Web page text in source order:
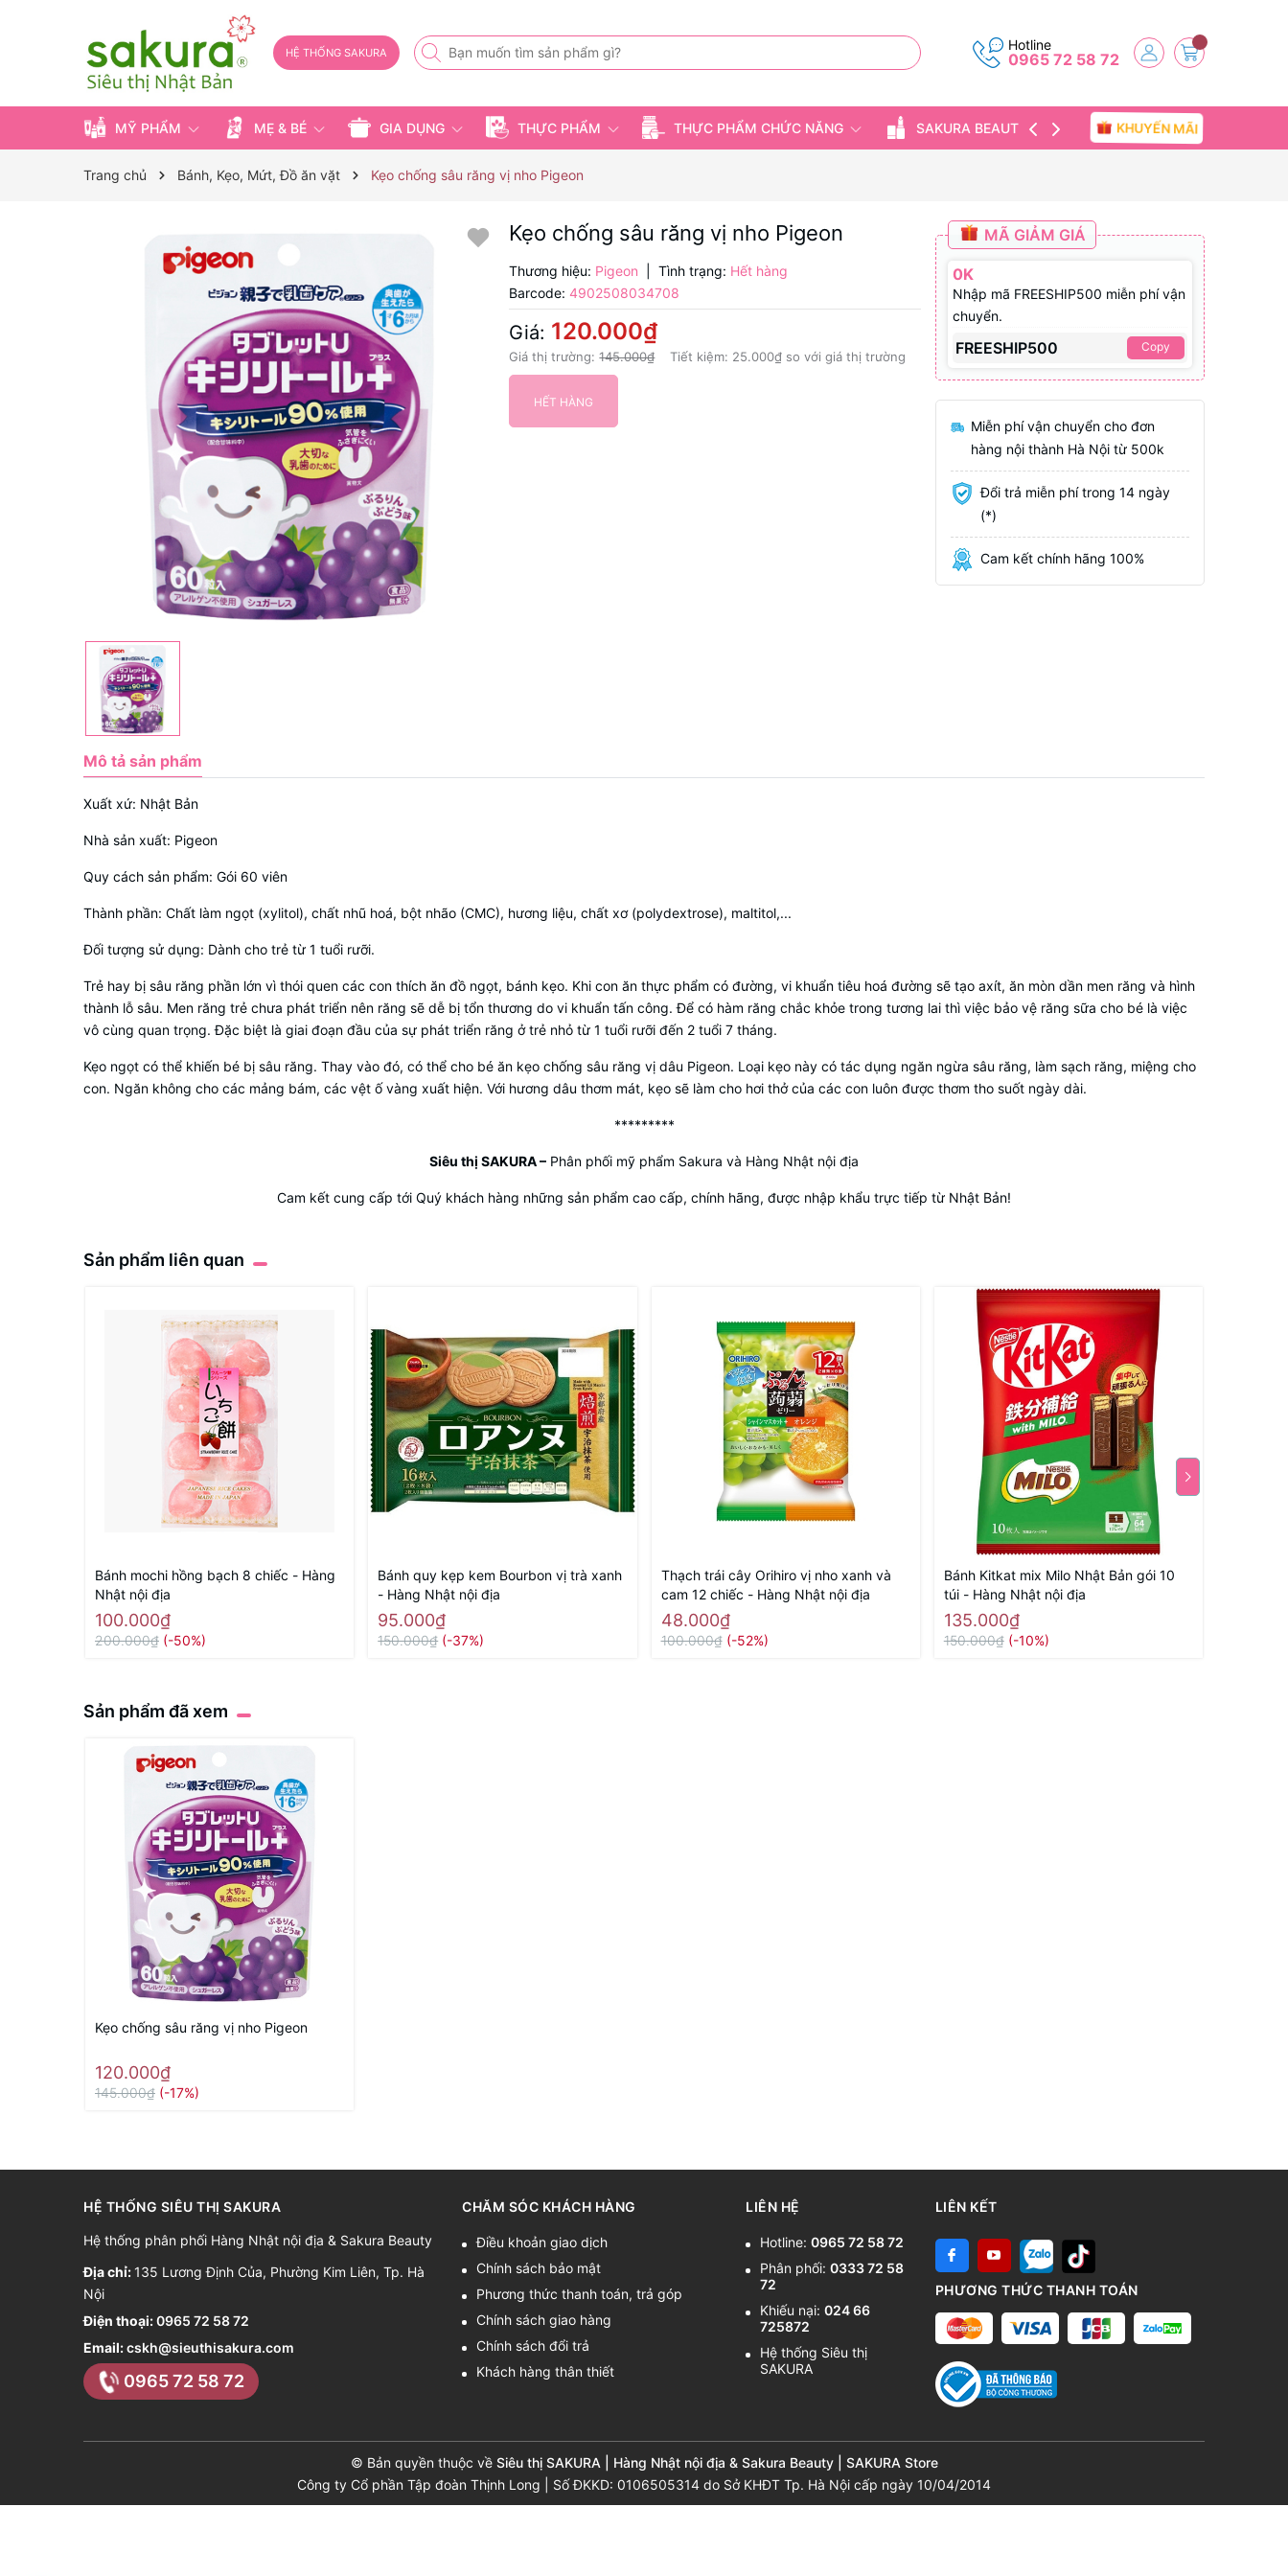
HỆ THỐNG SAKURA Hotline
0965 72 58 72
MỸ PHẨM MẸ & BÉ GIA DỤNG THỰC PHẨM THỰC PHẨM CHỨC NĂNG SAKURA BEAUTY TIN TỨC
KHUYẾN MÃI
Trang chủ Bánh, Kẹo, Mứt, Đồ ăn vặt Kẹo chống sâu răng vị nho Pigeon
Kẹo chống sâu răng vị nho Pigeon
Thương hiệu: Pigeon Tình trạng: Hết hàng
Barcode: 4902508034708
Giá: 120.000₫
Giá thị trường:145.000₫ Tiết kiệm: 25.000₫ so với giá thị trường
HẾT HÀNG
MÃ GIẢM GIÁ
0K
Nhập mã FREESHIP500 miễn phí vận
chuyển.
FREESHIP500 Copy
Miễn phí vận chuyển cho đơn
hàng nội thành Hà Nội từ 500k
Đổi trả miễn phí trong 14 ngày
(*)
Cam kết chính hãng 100%
Mô tả sản phẩm
Xuất xứ: Nhật Bản
Nhà sản xuất: Pigeon
Quy cách sản phẩm: Gói 60 viên
Thành phần: Chất làm ngọt (xylitol), chất nhũ hoá, bột nhão (CMC), hương liệu, chất xơ (polydextrose), maltitol,...
Đối tượng sử dụng: Dành cho trẻ từ 1 tuổi rưỡi.
Trẻ hay bị sâu răng phần lớn vì thói quen các con thích ăn đồ ngọt, bánh kẹo. Khi con ăn thực phẩm có đường, vi khuẩn tiêu hoá đường sẽ tạo axít, ăn mòn dần men răng và hình
thành lỗ sâu. Men răng trẻ chưa phát triển nên răng sẽ dễ bị tổn thương do vi khuẩn tấn công. Để có hàm răng chắc khỏe trong tương lai thì việc bảo vệ răng sữa cho bé là việc
vô cùng quan trọng. Đặc biệt là giai đoạn đầu của sự phát triển răng ở trẻ nhỏ từ 1 tuổi rưỡi đến 2 tuổi 7 tháng.
Kẹo ngọt có thể khiến bé bị sâu răng. Thay vào đó, có thể cho bé ăn kẹo chống sâu răng vị dâu Pigeon. Loại kẹo này có tác dụng ngăn ngừa sâu răng, làm sạch răng, miệng cho
con. Ngăn không cho các mảng bám, các vệt ố vàng xuất hiện. Với hương dâu thơm mát, kẹo sẽ làm cho hơi thở của các con luôn được thơm tho suốt ngày dài.
*********
Siêu thị SAKURA– Phân phối mỹ phẩm Sakura và Hàng Nhật nội địa
Cam kết cung cấp tới Quý khách hàng những sản phẩm cao cấp, chính hãng, được nhập khẩu trực tiếp từ Nhật Bản!
Sản phẩm liên quan
Bánh mochi hồng bạch 8 chiếc - Hàng
Nhật nội địa
100.000₫
200.000₫ (-50%)
Bánh quy kẹp kem Bourbon vị trà xanh
- Hàng Nhật nội địa
95.000₫
150.000₫ (-37%)
Thạch trái cây Orihiro vị nho xanh và
cam 12 chiếc - Hàng Nhật nội địa
48.000₫
100.000₫ (-52%)
Bánh Kitkat mix Milo Nhật Bản gói 10
túi - Hàng Nhật nội địa
135.000₫
150.000₫ (-10%)
Sản phẩm đã xem
Kẹo chống sâu răng vị nho Pigeon
120.000₫
145.000₫ (-17%)
HỆ THỐNG SIÊU THỊ SAKURA
Hệ thống phân phối Hàng Nhật nội địa & Sakura Beauty
Địa chỉ: 135 Lương Định Của, Phường Kim Liên, Tp. Hà
Nội
Điện thoại:0965 72 58 72
Email:cskh@sieuthisakura.com
0965 72 58 72
CHĂM SÓC KHÁCH HÀNG
Điều khoản giao dịch
Chính sách bảo mật
Phương thức thanh toán, trả góp
Chính sách giao hàng
Chính sách đổi trả
Khách hàng thân thiết
LIÊN HỆ
Hotline:0965 72 58 72
Phân phối:0333 72 58
72
Khiếu nại:024 66
725872
Hệ thống Siêu thị
SAKURA
LIÊN KẾT
PHƯƠNG THỨC THANH TOÁN
© Bản quyền thuộc về Siêu thị SAKURA | Hàng Nhật nội địa & Sakura Beauty | SAKURA Store
Công ty Cổ phần Tập đoàn Thịnh Long | Số ĐKKD: 0106505314 do Sở KHĐT Tp. Hà Nội cấp ngày 10/04/2014